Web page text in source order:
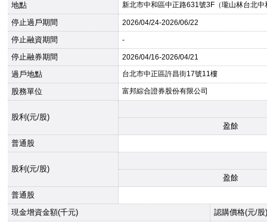
地點
新北市中和區中正路631號3F（瓏山林台北中
停止過戶期間 2026/04/24-2026/06/22
停止融資期間 -
停止融券期間 2026/04/16-2026/04/21
過戶地點 台北市中正區許昌街17號11樓
股務單位 富邦綜合證券股份有限公司
股利(元/股)
盈餘
普通股
股利(元/股)
盈餘
普通股
現金增資金額(千元)
認購價格(元/股)